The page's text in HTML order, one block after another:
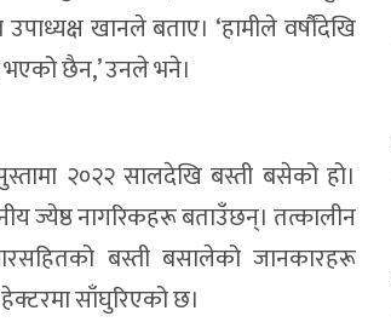
खानले बताए। ‘हामीले वर्षौंदेखि
भएको छैन,’ उनले भने।
२०२२ सालदेखि बस्ती बसेको हो।
ज्येष्ठ नागरिकहरू बताउँछन्। तत्कालीन
बस्ती बसालेको जानकारहरू
साँघुरिएको छ।